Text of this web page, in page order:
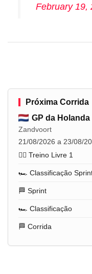
February 19,
Próxima Corrida
GP da Holanda
Zandvoort
21/08/2026 a 23/08/
🏋️‍♂️ Treino Livre 1
🏎️ Classificação
🏁 Sprint
🏎️ Classificação
🏁 Corrida